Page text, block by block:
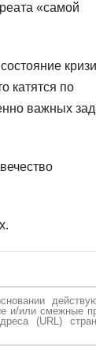
«самой
катятся по
важных
и/или смежные
(URL)